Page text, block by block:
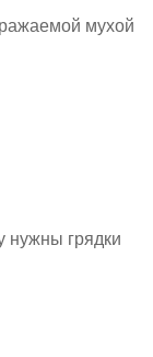
мухой
нужны грядки